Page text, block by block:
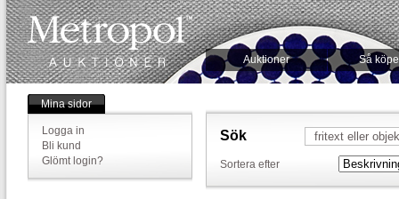
Auktioner Så
Mina sidor
Logga in
Bli kund
Glömt login?
Sök
Sortera efter